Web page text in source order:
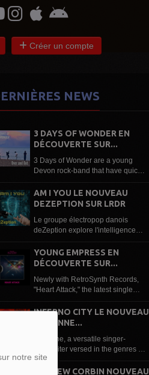
notre site
Créer un compte
NEWS
3 DAYS OF WONDER EN
DÉCOUVERTE SUR...
3 Days of Wonder are a young
Devon rock-band that have quickly
anthemic, edgy 80s influenced
writing style and high energy live
of...
AM I YOU LE NOUVEAU
DEZEPTION SUR LRDR
Le groupe électropop danois
deZeption explore l'intelligence
single « Am I You ». Le groupe
électropop danois deZeption
YOUNG EMPRESS EN
DÉCOUVERTE SUR...
Newly with RetroSynth Records,
"Heart Attack," the latest single
electrifying synthwave anthem that
combines soaring guitars,
cinematic production...
INFERNO CITY LE NOUVEAU
ROXANNE...
Roxanne, a versatile singer-
songwriter versed in the genres of
classical music and opera, to pop,
rock, blues, jazz, soul, disco, funk,
ANDREW CORBIN NOUVEAU